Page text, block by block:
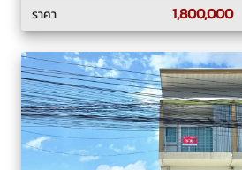
ราคา
1,800,000